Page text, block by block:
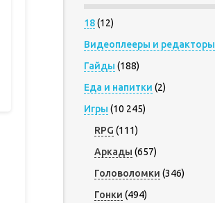
18(12)
Видеоплееры и редакторы
Гайды (188)
Еда и напитки (2)
Игры (10 245)
RPG (111)
Аркады (657)
Головоломки (346)
Гонки (494)